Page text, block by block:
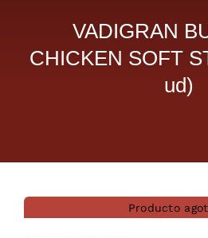
Antiparasitarios
VADIGRAN
CHICKEN SOFT
ud)
Producto